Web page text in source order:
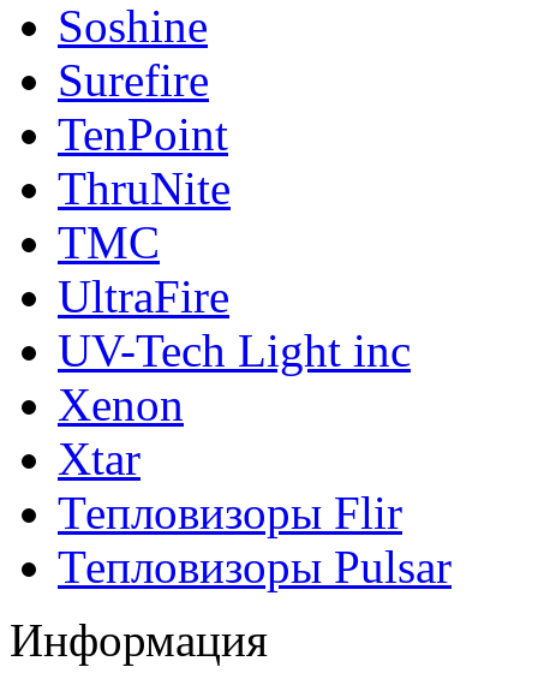
Soshine
Surefire
TenPoint
ThruNite
TMC
UltraFire
UV-Tech Light inc
Xenon
Xtar
Тепловизоры Flir
Тепловизоры Pulsar
Информация